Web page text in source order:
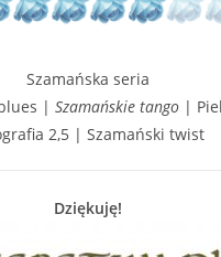
Szamańska seria
| Szamańskie tango|
2,5 | Szamański twist
Dziękuję!